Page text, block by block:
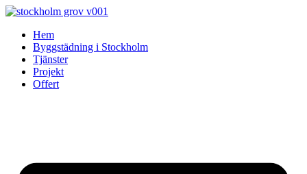
Skip
contentHem
Byggstädning i Stockholm
Tjänster
Projekt
Offert